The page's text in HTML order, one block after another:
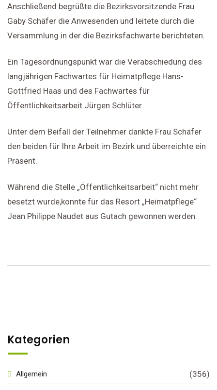
Anschließend begrüßte die Bezirksvorsitzende Frau
Gaby Schäfer die Anwesenden und leitete durch die
Versammlung in der die Bezirksfachwarte berichteten.
Ein Tagesordnungspunkt war die Verabschiedung des
langjährigen Fachwartes für Heimatpflege Hans-
Gottfried Haas und des Fachwartes für
Öffentlichkeitsarbeit Jürgen Schlüter.
Unter dem Beifall der Teilnehmer dankte Frau Schäfer
den beiden für Ihre Arbeit im Bezirk und überreichte ein
Präsent.
Während die Stelle „Öffentlichkeitsarbeit“ nicht mehr
besetzt wurde,konnte für das Resort „Heimatpflege“
Jean Philippe Naudet aus Gutach gewonnen werden.
Kategorien
Allgemein (356)